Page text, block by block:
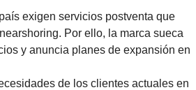
exigen servicios postventa que
Por ello, la marca sueca
y anuncia planes de expansión en
de los clientes actuales en